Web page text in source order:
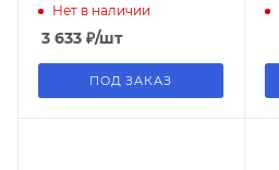
МУЛЬТИКОЛОР
Нет в наличии
3 633 ₽/шт
ПОД ЗАКАЗ